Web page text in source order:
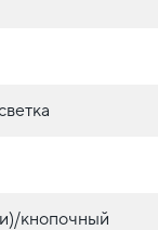
кнопочный